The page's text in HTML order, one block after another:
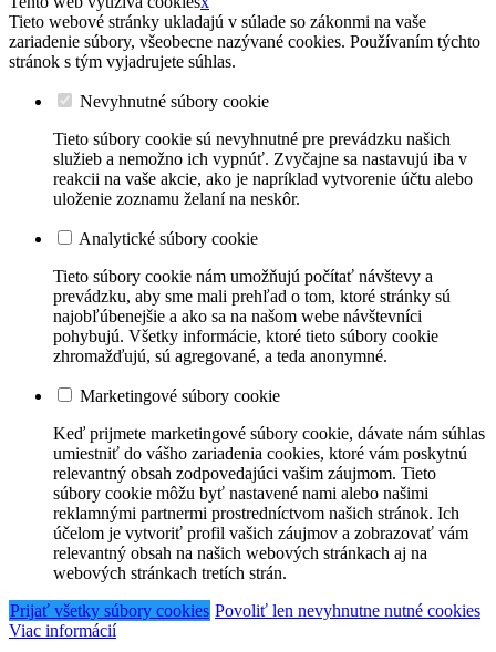
Tieto webové stránky ukladajú v súlade so zákonmi na vaše
zariadenie súbory, všeobecne nazývané cookies. Používaním týchto
stránok s tým vyjadrujete súhlas.
Nevyhnutné súbory cookie
Tieto súbory cookie sú nevyhnutné pre prevádzku našich
služieb a nemožno ich vypnúť. Zvyčajne sa nastavujú iba v
reakcii na vaše akcie, ako je napríklad vytvorenie účtu alebo
uloženie zoznamu želaní na neskôr.
Analytické súbory cookie
Tieto súbory cookie nám umožňujú počítať návštevy a
prevádzku, aby sme mali prehľad o tom, ktoré stránky sú
najobľúbenejšie a ako sa na našom webe návštevníci
pohybujú. Všetky informácie, ktoré tieto súbory cookie
zhromažďujú, sú agregované, a teda anonymné.
Marketingové súbory cookie
Keď prijmete marketingové súbory cookie, dávate nám súhlas
umiestniť do vášho zariadenia cookies, ktoré vám poskytnú
relevantný obsah zodpovedajúci vašim záujmom. Tieto
súbory cookie môžu byť nastavené nami alebo našimi
reklamnými partnermi prostredníctvom našich stránok. Ich
účelom je vytvoriť profil vašich záujmov a zobrazovať vám
relevantný obsah na našich webových stránkach aj na
webových stránkach tretích strán.
Prijať všetky súbory cookies Povoliť len nevyhnutne nutné cookies
Viac informácií